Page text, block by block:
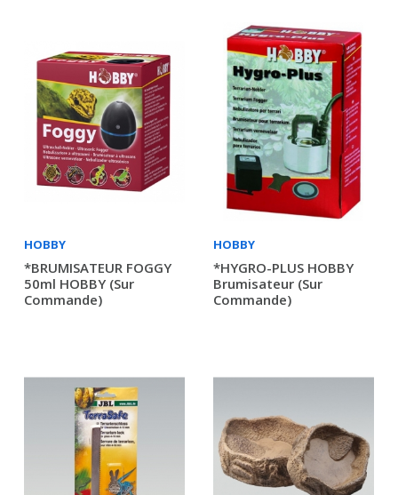
HOBBY
*BRUMISATEUR FOGGY
50ml HOBBY (sur
Commande)
HOBBY
*HYGRO-PLUS HOBBY
Brumisateur (sur
Commande)